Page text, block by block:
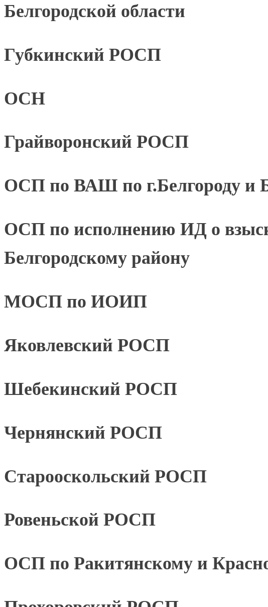
Белгородской области
Губкинский РОСП
ОСН
Грайворонский РОСП
ОСП по ВАШ по г.Белгороду и
ОСП по исполнению ИД о
Белгородскому району
МОСП по ИОИП
Яковлевский РОСП
Шебекинский РОСП
Чернянский РОСП
Старооскольский РОСП
Ровеньской РОСП
ОСП по Ракитянскому и